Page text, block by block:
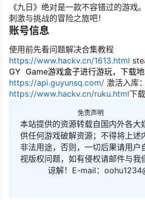
《九日》绝对是一款不容错过的游戏
刺激与挑战的冒险之旅吧！
账号信息
使用前先看问题解决合集教程
https://www.hackv.cn/1613.html
GY Game游戏盒子进行游玩，下载地
https://api.guyunsq.com/ 激活入库
https://www.hackv.cn/ruku.html下
免责声明
本站提供的资源转载自国内外各大
供任何游戏破解资源；不得将上述
非法用途，否则，一切后果请用户
视版权问题，如有侵权请邮件与我
谅解！E-mail：